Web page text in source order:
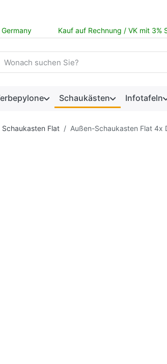
Kauf auf Rechnung / VK mit 3%
Sie einen Suchbegriff ein. Während Sie
Schaukästen Infotafeln
Schaukasten Flat Außen-Schaukasten Flat 4x